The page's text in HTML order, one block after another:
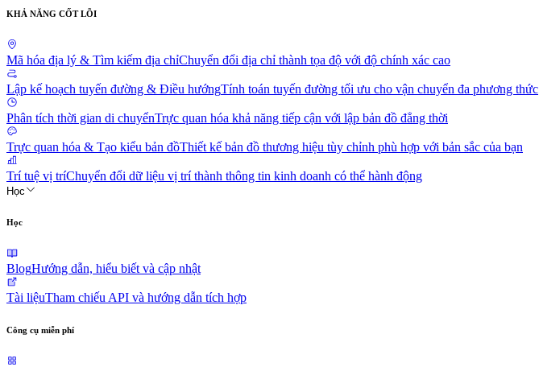
KHẢ NĂNG CỐT LÕI
Mã hóa địa lý & Tìm kiếm địa chỉChuyển đổi địa chỉ thành tọa độ với độ chính xác cao
Lập kế hoạch tuyến đường & Điều hướngTính toán tuyến đường tối ưu cho vận chuyển đa phương thức
Phân tích thời gian di chuyểnTrực quan hóa khả năng tiếp cận với lập bản đồ đẳng thời
Trực quan hóa & Tạo kiểu bản đồThiết kế bản đồ thương hiệu tùy chỉnh phù hợp với bản sắc của bạn
Trí tuệ vị tríChuyển đổi dữ liệu vị trí thành thông tin kinh doanh có thể hành động
Học
Học
BlogHướng dẫn, hiểu biết và cập nhật
Tài liệuTham chiếu API và hướng dẫn tích hợp
Công cụ miễn phí